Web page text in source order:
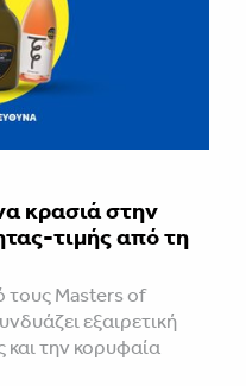
κρασιά στην
τιμής από τη
τους Masters of
εξαιρετική
και την κορυφαία